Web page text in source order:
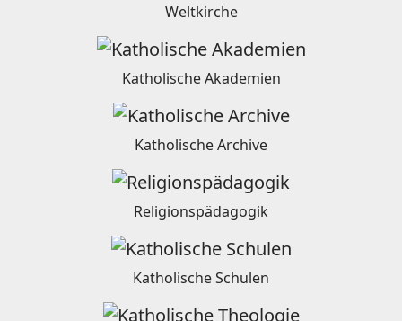
Weltkirche
Katholische Akademien
Katholische Archive
Religionspädagogik
Katholische Schulen